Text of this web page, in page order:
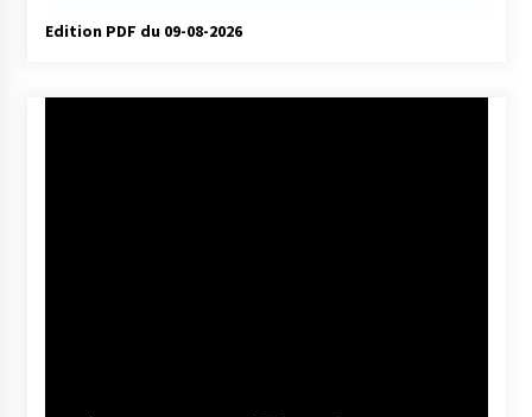
Edition PDF du 09-08-2026